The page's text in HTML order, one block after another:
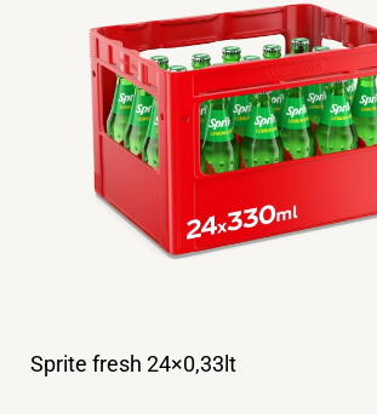
Sprite fresh 24×0,33lt